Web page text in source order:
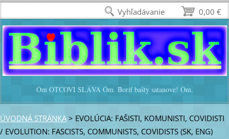
Óm OTCOVI SLÁVA Óm. Boriť bašty satanove! Óm.
ÚVODNÁ STRÁNKA > EVOLÚCIA: FAŠISTI, KOMUNISTI, COVIDISTI
/ EVOLUTION: FASCISTS, COMMUNISTS, COVIDISTS (SK, ENG)
0,00 €
Vyhľadávanie